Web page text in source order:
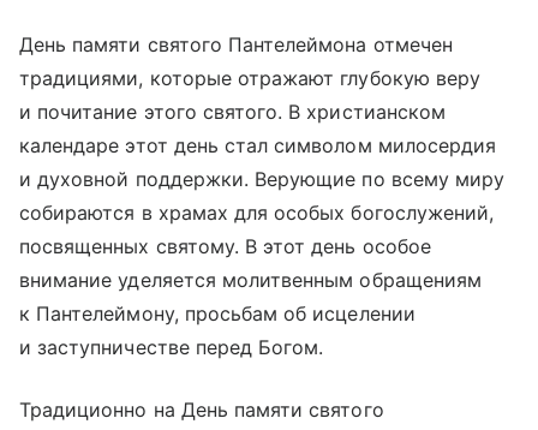
День памяти святого Пантелеймона отмечен
традициями, которые отражают глубокую веру
и почитание этого святого. В христианском
календаре этот день стал символом милосердия
и духовной поддержки. Верующие по всему миру
собираются в храмах для особых богослужений,
посвященных святому. В этот день особое
внимание уделяется молитвенным обращениям
к Пантелеймону, просьбам об исцелении
и заступничестве перед Богом.
Традиционно на День памяти святого